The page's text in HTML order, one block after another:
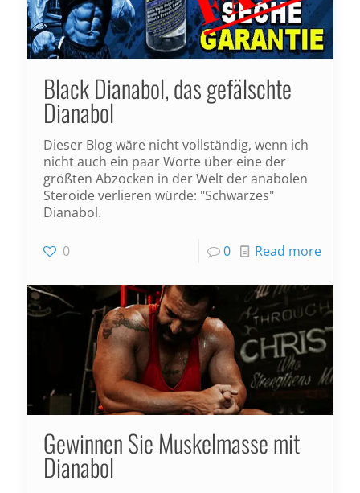
Black Dianabol, das gefälschte
Dianabol
Dieser Blog wäre nicht vollständig, wenn ich
nicht auch ein paar Worte über eine der
größten Abzocken in der Welt der anabolen
Steroide verlieren würde: "Schwarzes"
Dianabol.
0 0 Read more
Gewinnen Sie Muskelmasse mit
Dianabol